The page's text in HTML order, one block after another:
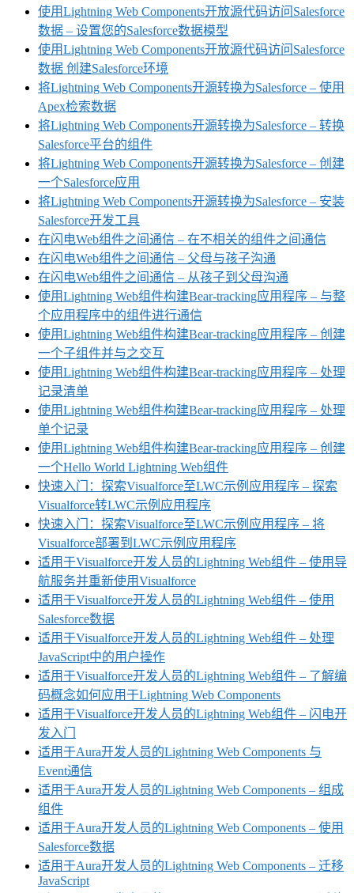
使用Lightning Web Components开放源代码访问Salesforce
数据 – 设置您的Salesforce数据模型
使用Lightning Web Components开放源代码访问Salesforce
数据 创建Salesforce环境
将Lightning Web Components开源转换为Salesforce – 使用
Apex检索数据
将Lightning Web Components开源转换为Salesforce – 转换
Salesforce平台的组件
将Lightning Web Components开源转换为Salesforce – 创建
一个Salesforce应用
将Lightning Web Components开源转换为Salesforce – 安装
Salesforce开发工具
在闪电Web组件之间通信 – 在不相关的组件之间通信
在闪电Web组件之间通信 – 父母与孩子沟通
在闪电Web组件之间通信 – 从孩子到父母沟通
使用Lightning Web组件构建Bear-tracking应用程序 – 与整
个应用程序中的组件进行通信
使用Lightning Web组件构建Bear-tracking应用程序 – 创建
一个子组件并与之交互
使用Lightning Web组件构建Bear-tracking应用程序 – 处理
记录清单
使用Lightning Web组件构建Bear-tracking应用程序 – 处理
单个记录
使用Lightning Web组件构建Bear-tracking应用程序 – 创建
一个Hello World Lightning Web组件
快速入门：探索Visualforce至LWC示例应用程序 – 探索
Visualforce转LWC示例应用程序
快速入门：探索Visualforce至LWC示例应用程序 – 将
Visualforce部署到LWC示例应用程序
适用于Visualforce开发人员的Lightning Web组件 – 使用导
航服务并重新使用Visualforce
适用于Visualforce开发人员的Lightning Web组件 – 使用
Salesforce数据
适用于Visualforce开发人员的Lightning Web组件 – 处理
JavaScript中的用户操作
适用于Visualforce开发人员的Lightning Web组件 – 了解编
码概念如何应用于Lightning Web Components
适用于Visualforce开发人员的Lightning Web组件 – 闪电开
发入门
适用于Aura开发人员的Lightning Web Components 与
Event通信
适用于Aura开发人员的Lightning Web Components – 组成
组件
适用于Aura开发人员的Lightning Web Components – 使用
Salesforce数据
适用于Aura开发人员的Lightning Web Components – 迁移
JavaScript